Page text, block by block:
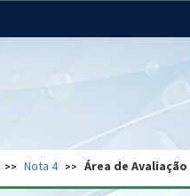
Gabinete de Segurança
Nota 4 Área de Avaliação